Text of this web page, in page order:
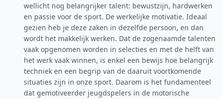
wellicht nog belangrijker talent: bewustzijn, hardwerken
en passie voor de sport. De werkelijke motivatie. Ideaal
gezien heb je deze zaken in dezelfde persoon, en dan
wordt het makkelijk werken. Dat de zogenaamde talenten
vaak opgenomen worden in selecties en met de helft van
het werk vaak winnen, is enkel een bewijs hoe belangrijk
techniek en een begrip van de daaruit voortkomende
situaties zijn in onze sport. Daarom is het fundamenteel
dat gemotiveerder jeugdspelers in de motorische